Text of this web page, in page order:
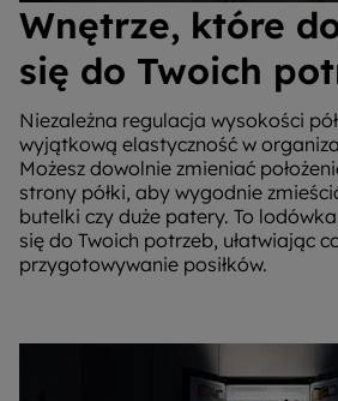
Wnętrze, które
się do Twoich
Niezależna regulacja wysokości
wyjątkową elastyczność w
Możesz dowolnie zmieniać
strony półki, aby wygodnie
butelki czy duże patery. To
się do Twoich potrzeb, ułatwiając
przygotowywanie posiłków.